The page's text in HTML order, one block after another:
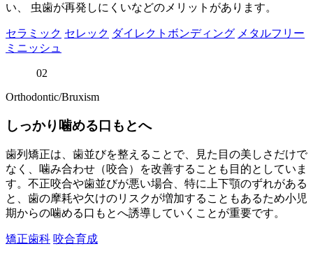
い、 虫歯が再発しにくいなどのメリットがあります。
セラミック セレック ダイレクトボンディング メタルフリー
ミニッシュ
02
Orthodontic/Bruxism
しっかり噛める口もとへ
歯列矯正は、歯並びを整えることで、見た目の美しさだけで
なく、噛み合わせ（咬合）を改善することも目的としていま
す。不正咬合や歯並びが悪い場合、特に上下顎のずれがある
と、歯の摩耗や欠けのリスクが増加することもあるため小児
期からの噛める口もとへ誘導していくことが重要です。
矯正歯科 咬合育成